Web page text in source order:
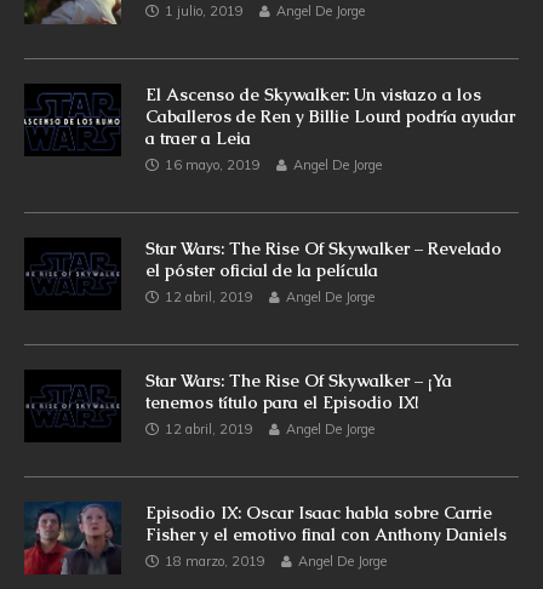
1 julio, 2019 Angel De Jorge
El Ascenso de Skywalker: Un vistazo a los
Caballeros de Ren y Billie Lourd podría ayudar
a traer a Leia
16 mayo, 2019 Angel De Jorge
Star Wars: The Rise Of Skywalker – Revelado
el póster oficial de la película
12 abril, 2019 Angel De Jorge
Star Wars: The Rise Of Skywalker – ¡Ya
tenemos título para el Episodio IX!
12 abril, 2019 Angel De Jorge
Episodio IX: Oscar Isaac habla sobre Carrie
Fisher y el emotivo final con Anthony Daniels
18 marzo, 2019 Angel De Jorge